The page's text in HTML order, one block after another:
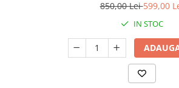
incluse, verde
850,00 Lei599,00
IN STOC